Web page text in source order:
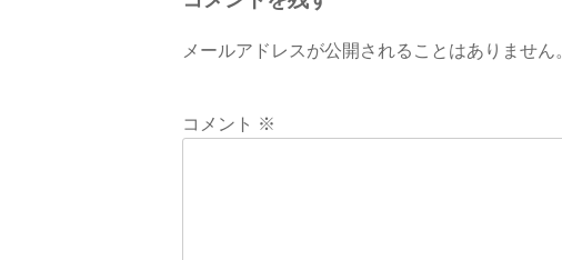
ー
メールアドレスが公開されることはありません。
コメント ※